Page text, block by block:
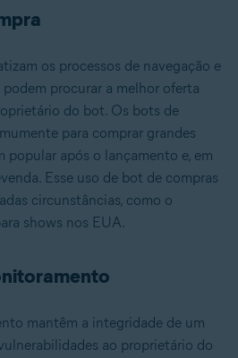
os processos de navegação e
procurar a melhor oferta
do bot. Os bots de
para comprar grandes
popular após o lançamento e, em
Esse uso de bot de compras
circunstâncias, como o
shows nos EUA.
mantêm a integridade de um
ao proprietário do